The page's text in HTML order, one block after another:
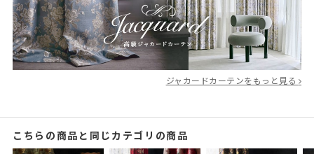
ジャカードカーテンをもっと見る
こちらの商品と同じカテゴリの商品